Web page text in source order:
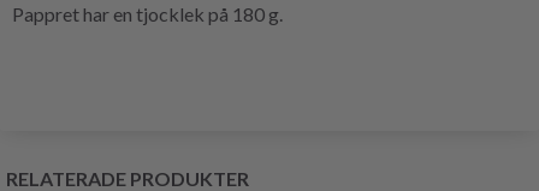
Pappret har en tjocklek på 180 g.
RELATERADE PRODUKTER